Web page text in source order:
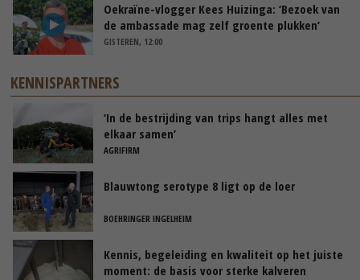
Oekraïne-vlogger Kees Huizinga: ‘Bezoek van
de ambassade mag zelf groente plukken’
GISTEREN, 12:00
KENNISPARTNERS
‘In de bestrijding van trips hangt alles met
elkaar samen’
AGRIFIRM
Blauwtong serotype 8 ligt op de loer
BOEHRINGER INGELHEIM
Kennis, begeleiding en kwaliteit op het juiste
moment: de basis voor sterke kalveren